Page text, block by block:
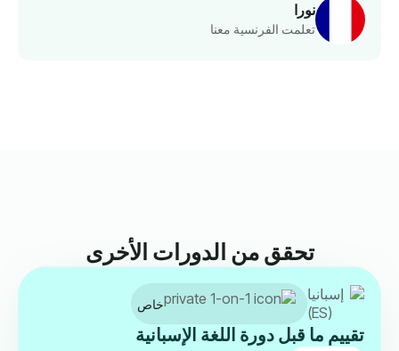
نورا
تعلمت الفرنسية معنا
تحقق من الدورات الأخرى
خاص
تقييم ما قبل دورة اللغة الإسبانية